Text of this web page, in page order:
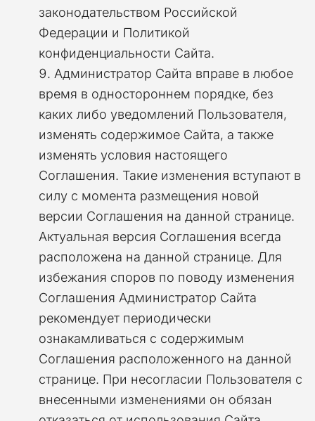
законодательством Российской
Федерации и Политикой
конфиденциальности Сайта.
Администратор Сайта вправе в любое
время в одностороннем порядке, без
каких либо уведомлений Пользователя,
изменять содержимое Сайта, а также
изменять условия настоящего
Соглашения. Такие изменения вступают в
силу с момента размещения новой
версии Соглашения на данной странице.
Актуальная версия Соглашения всегда
расположена на данной странице. Для
избежания споров по поводу изменения
Соглашения Администратор Сайта
рекомендует периодически
ознакамливаться с содержимым
Соглашения расположенного на данной
странице. При несогласии Пользователя с
внесенными изменениями он обязан